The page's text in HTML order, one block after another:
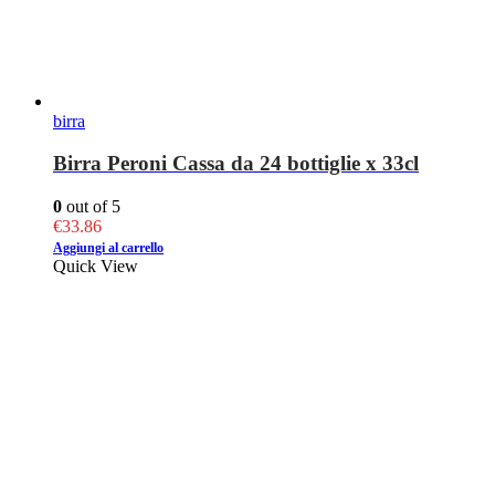
birra
Birra Peroni Cassa da 24 bottiglie x 33cl
0 out of 5
€33.86
Aggiungi al carrello
Quick View